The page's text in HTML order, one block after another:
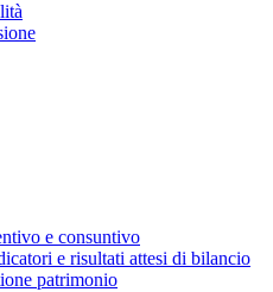
e consuntivo
e risultati attesi di bilancio
patrimonio